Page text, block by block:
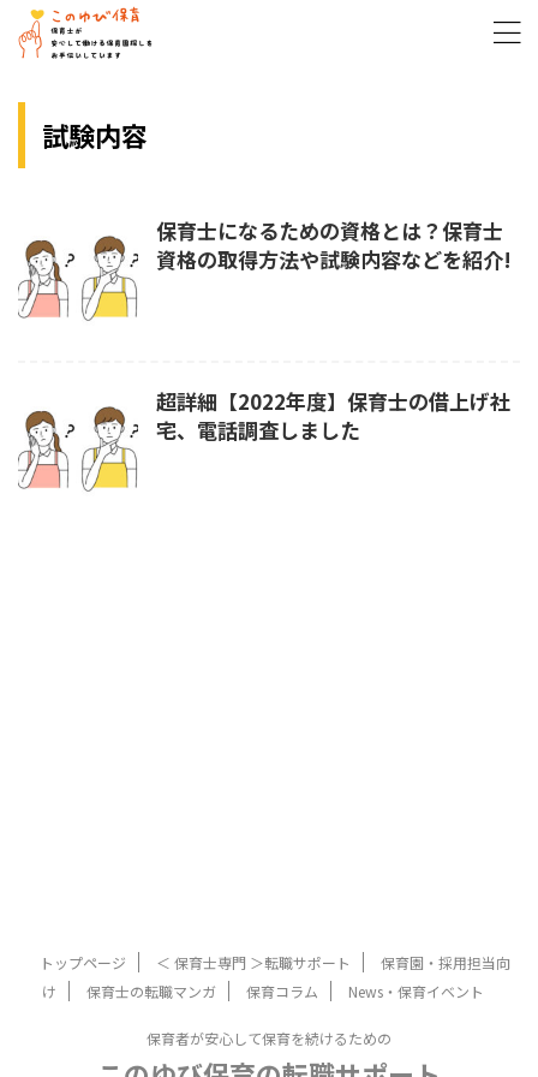
試験内容
保育士になるための資格とは？保育士
資格の取得方法や試験内容などを紹介!
超詳細【2022年度】保育士の借上げ社
宅、電話調査しました
トップページ ＜ 保育士専門 ＞転職サポート
保育園・採用担当向
け
保育士の転職マンガ 保育コラム News・保育イベント
保育者が安心して保育を続けるための